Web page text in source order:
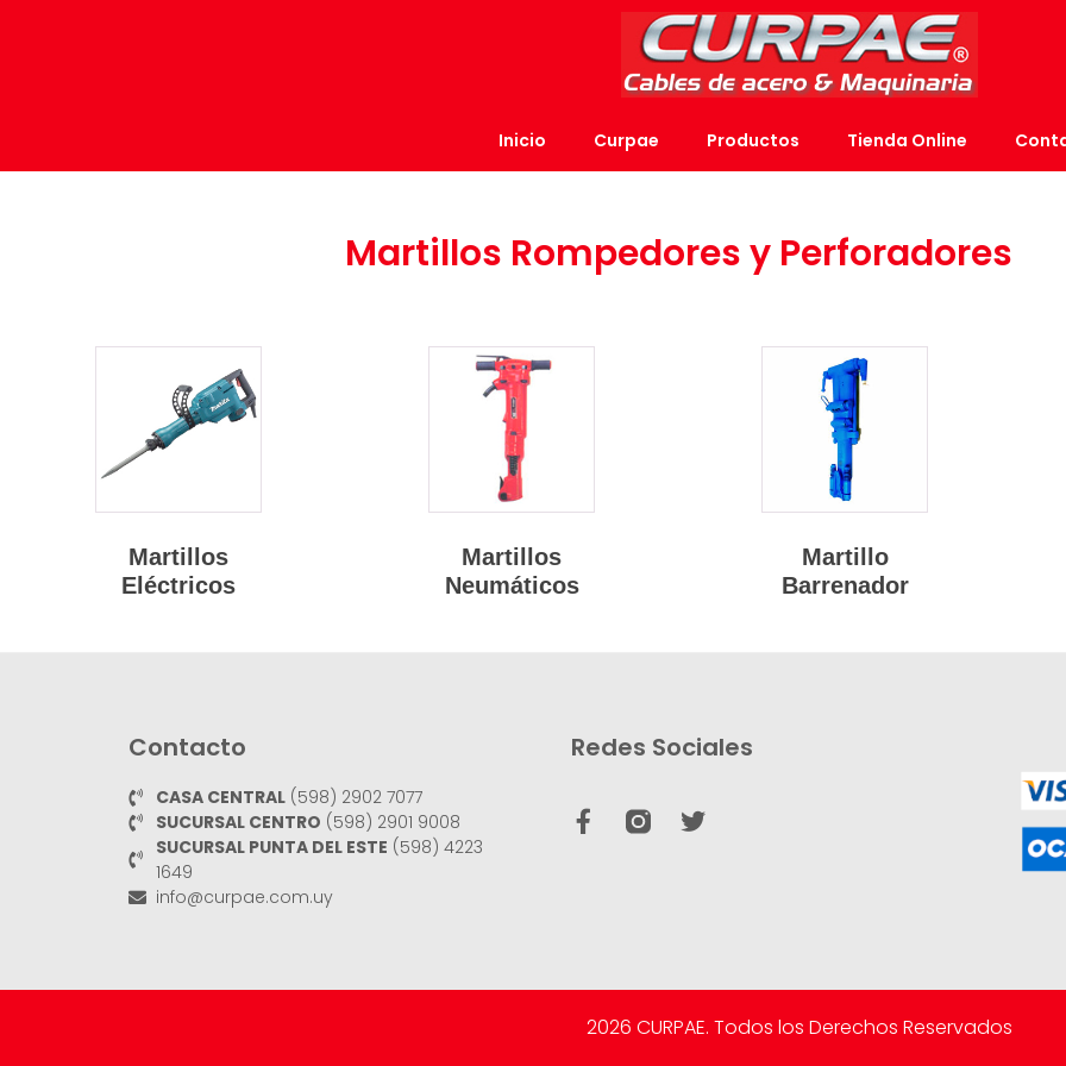
Inicio Curpae Productos Tienda Online
Martillos Rompedores y Perforadores
Martillos
Eléctricos
Martillos
Neumáticos
Martillo
Barrenador
Contacto
CASA CENTRAL (598) 2902 7077
SUCURSAL CENTRO (598) 2901 9008
SUCURSAL PUNTA DEL ESTE (598) 4223
1649
info@curpae.com.uy
Redes Sociales
2026 CURPAE. Todos los Derechos Reservados